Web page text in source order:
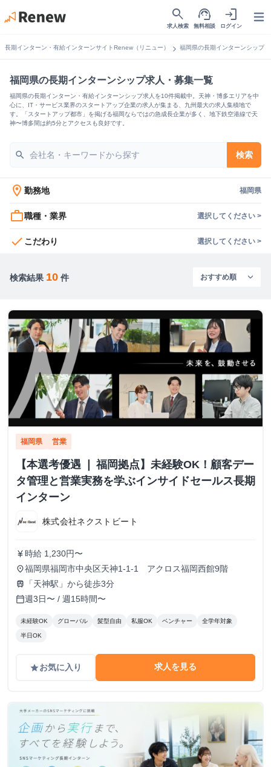
search
求人検索
support_agent
無料相談
login
ログイン
長期インターン・有給インターンサイトRenew（リニュー） chevron_right 福岡県の長期インターンシップ
福岡県の長期インターンシップ求人・募集一覧
福岡県の長期インターン・有給インターンシップ求人を10件掲載中。天神・博多エリアを中
心に、IT・サービス業界のスタートアップ企業の求人が集まる、九州最大の求人集積地で
す。「スタートアップ都市」を掲げる福岡ならではの急成長企業が多く、地下鉄空港線で天
神〜博多間は約5分とアクセスも良好です。
search 検索
location_on 勤務地 福岡県
work_outline職種・業界 選択してください >
check こだわり 選択してください >
検索結果 10 件
福岡県 営業
【本選考優遇 ❘ 福岡拠点】未経験OK！顧客デー
タ管理と営業実務を学ぶインサイドセールス長期
インターン
株式会社ネクストビート
currency_yen 時給 1,230円〜
place福岡県福岡市中央区天神1-1-1 アクロス福岡西館9階
train 「天神駅」から徒歩3分
calendar_today週3日〜 / 週15時間〜
未経験OK グローバル 髪型自由 私服OK ベンチャー 全学年対象
半日OK
gradeお気に入り 求人を見る